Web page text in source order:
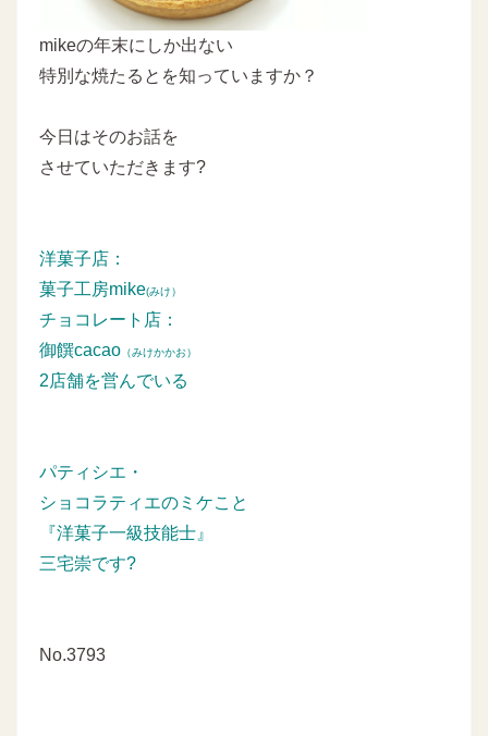
mikeの年末にしか出ない
特別な焼たるとを知っていますか？
今日はそのお話を
させていただきます?
洋菓子店：
菓子工房mike(みけ）
チョコレート店：
御饌cacao （みけかかお）
2店舗を営んでいる
パティシエ・
ショコラティエのミケこと
『洋菓子一級技能士』
三宅崇です?
No.3793